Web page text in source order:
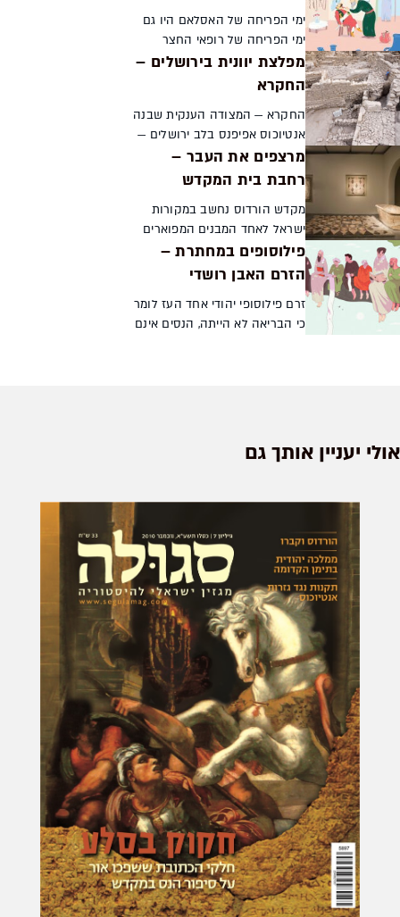
ישראל בעל שם טוב מגלה כיצד
י...
ימי הפריחה של האסלאם היו גם
ימי הפריחה של רופאי החצר
היהודים. עשרות רופאים יהודים
שירתו בחצר המלוכה, כתבו
ליוקרה, להשפעה ולעושר אמי...
מפלצת יוונית בירושלים –
החקרא
החקרא — המצודה הענקית שבנה
אנטיוכוס אפיפנס בלב ירושלים —
הטרידה את יהודי העיר במשך
שנים רבות, גם לאחר
והשיגו אוטונומיה. לכן
כשהצליחו...
מרצפים את העבר –
רחבת בית המקדש
מקדש הורדוס נחשב במקורות
ישראל לאחד המבנים המפוארים
שנבנו מאז ומעולם. מחקר
ארכאולוגי חדשני של ממצאים
הרצפה בחצר המקדש, ומדגים
מדוע טענו ...
פילוסופים במחתרת –
הזרם האבן רושדי
זרם פילוסופי יהודי אחד העז לומר
כי הבריאה לא הייתה, הנסים אינם
אולי יעניין אותך גם